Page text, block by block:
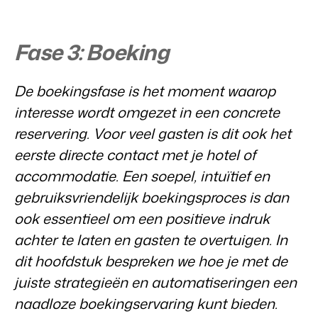
Begroet gasten in hun eigen taal.
Marketing
Online Marketing
De krachtige combinatie van branding en performance marketing
Recreatief Vastgoedmarketing
Jouw project uitverkocht in een mum van tijd.
Booking Analytics
Premium BI Tool.
Dankzij Booking Experts
kunnen we ons volledig
focussen op gastvrijheid!
Gijs Meerdink
welcome.in
Van thema trainingen tot kennisevents.
Trust Center
Vertrouwen bij Booking Experts
Over ons
Customer Success Team
Krijg antwoord op jouw vragen
Vacatures
Vind jouw nieuwe droombaan
Contact
Fase 3: Boeking
De boekingsfase is het moment waarop
interesse wordt omgezet in een concrete
reservering. Voor veel gasten is dit ook het
eerste directe contact met je hotel of
accommodatie. Een soepel, intuïtief en
gebruiksvriendelijk boekingsproces is dan
ook essentieel om een positieve indruk
achter te laten en gasten te overtuigen. In
dit hoofdstuk bespreken we hoe je met de
juiste strategieën en automatiseringen een
naadloze boekingservaring kunt bieden.